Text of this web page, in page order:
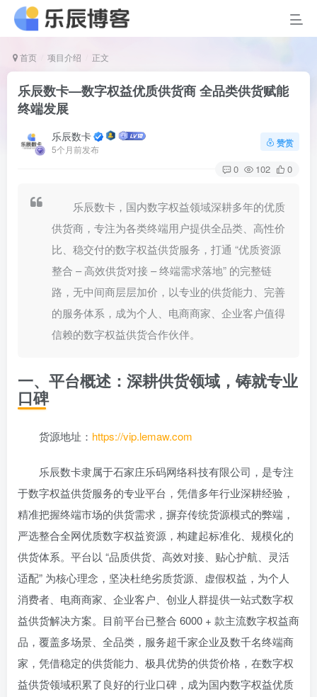
首页 项目介绍 正文
乐辰数卡—数字权益优质供货商 全品类供货赋能
终端发展
乐辰数卡
5个月前发布
赞赏
0 102 0
乐辰数卡，国内数字权益领域深耕多年的优质
供货商，专注为各类终端用户提供全品类、高性价
比、稳交付的数字权益供货服务，打通 “优质资源
整合 – 高效供货对接 – 终端需求落地” 的完整链
路，无中间商层层加价，以专业的供货能力、完善
的服务体系，成为个人、电商商家、企业客户值得
信赖的数字权益供货合作伙伴。
一、平台概述：深耕供货领域，铸就专业
口碑
货源地址： https://vip.lemaw.com
乐辰数卡隶属于石家庄乐码网络科技有限公司，是专注
于数字权益供货服务的专业平台，凭借多年行业深耕经验，
精准把握终端市场的供货需求，摒弃传统货源模式的弊端，
严选整合全网优质数字权益资源，构建起标准化、规模化的
供货体系。平台以 “品质供货、高效对接、贴心护航、灵活
适配” 为核心理念，坚决杜绝劣质货源、虚假权益，为个人
消费者、电商商家、企业客户、创业人群提供一站式数字权
益供货解决方案。目前平台已整合 6000 + 款主流数字权益商
品，覆盖多场景、全品类，服务超千家企业及数千名终端商
家，凭借稳定的供货能力、极具优势的供货价格，在数字权
益供货领域积累了良好的行业口碑，成为国内数字权益优质